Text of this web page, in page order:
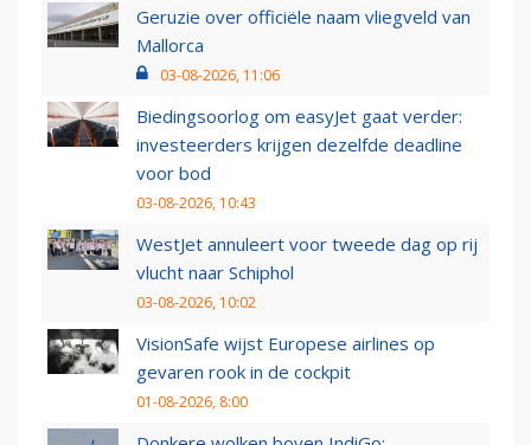
Geruzie over officiële naam vliegveld van
Mallorca
03-08-2026, 11:06
Biedingsoorlog om easyJet gaat verder:
investeerders krijgen dezelfde deadline
voor bod
03-08-2026, 10:43
WestJet annuleert voor tweede dag op rij
vlucht naar Schiphol
03-08-2026, 10:02
VisionSafe wijst Europese airlines op
gevaren rook in de cockpit
01-08-2026, 8:00